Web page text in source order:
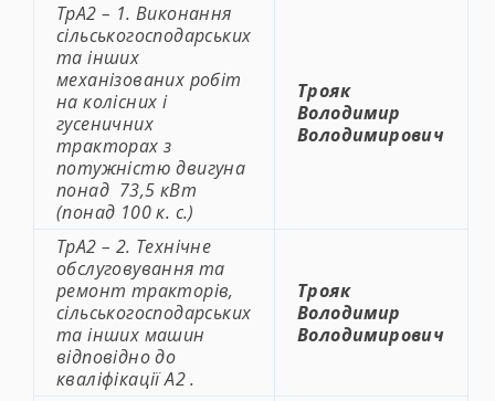
ТрА2 – 1. Виконання
сільськогосподарських
та інших
механізованих робіт
на колісних і
гусеничних
тракторах з
потужністю двигуна
понад 73,5 кВт
(понад 100 к. с.)
Трояк
Володимир
Володимирович
ТрА2 – 2. Технічне
обслуговування та
ремонт тракторів,
сільськогосподарських
та інших машин
відповідно до
кваліфікації А2 .
Трояк
Володимир
Володимирович